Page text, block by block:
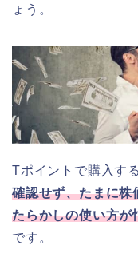
ょう。
Tポイントで購入す
確認せず、たまに株
たらかしの使い方が
です。